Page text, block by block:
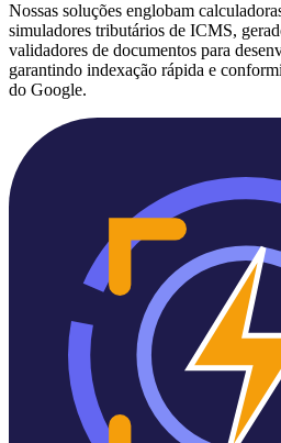
Nossas soluções englobam
simuladores tributários de ICMS,
validadores de documentos para
garantindo indexação rápida e
do Google.